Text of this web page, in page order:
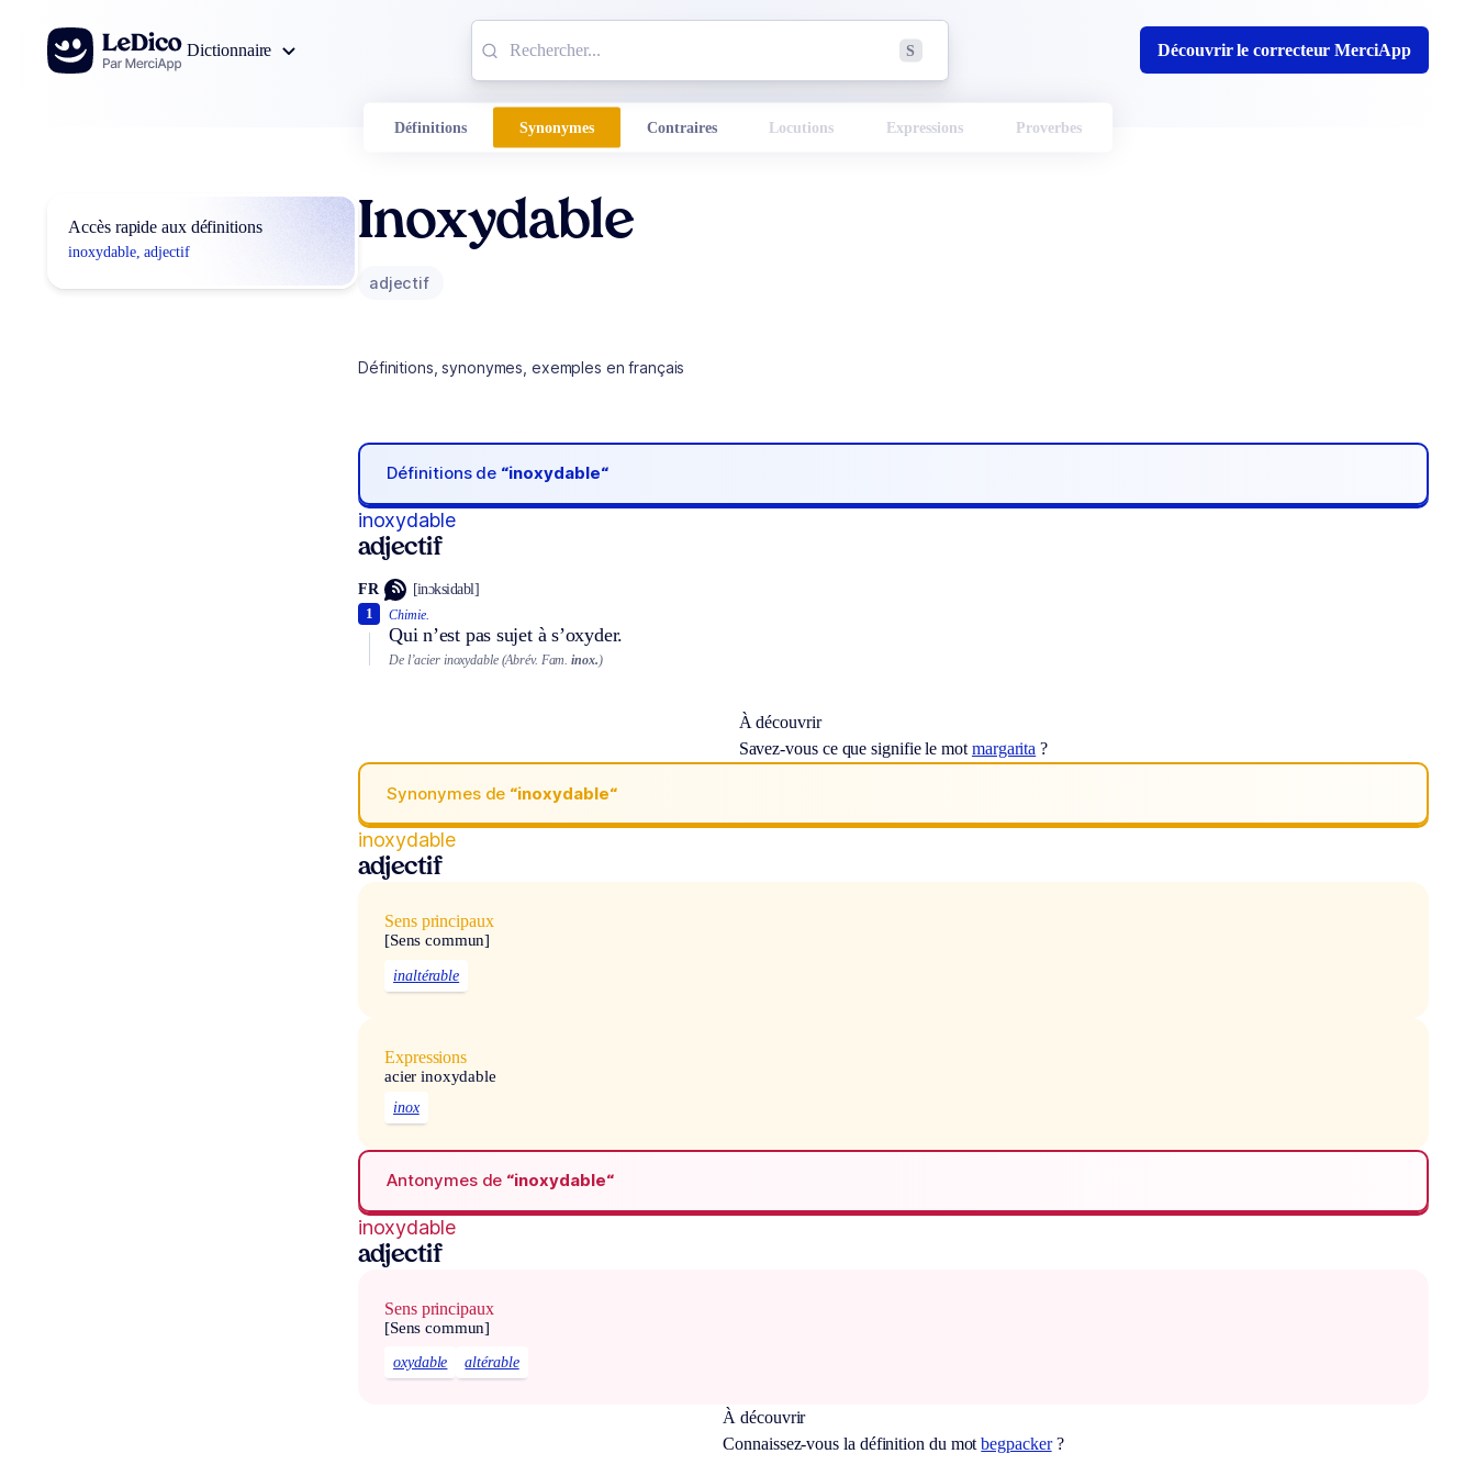
Aller au contenu
Dictionnaire
S Découvrir le correcteur MerciApp
Définitions Synonymes Contraires Locutions Expressions Proverbes
Accès rapide aux définitions
inoxydable, adjectif
Inoxydable
adjectif
Définitions, synonymes, exemples en français
Définitions de “inoxydable“
inoxydable
adjectif
FR [inɔksidabl]
Chimie.
Qui n’est pas sujet à s’oxyder.
1
De l’acier inoxydable (Abrév. Fam. inox.)
À découvrir
Savez-vous ce que signifie le mot margarita ?
Synonymes de “inoxydable“
inoxydable
adjectif
Sens principaux
[Sens commun]
inaltérable
Expressions
acier inoxydable
inox
Antonymes de “inoxydable“
inoxydable
adjectif
Sens principaux
[Sens commun]
oxydable altérable
À découvrir
Connaissez-vous la définition du motbegpacker?